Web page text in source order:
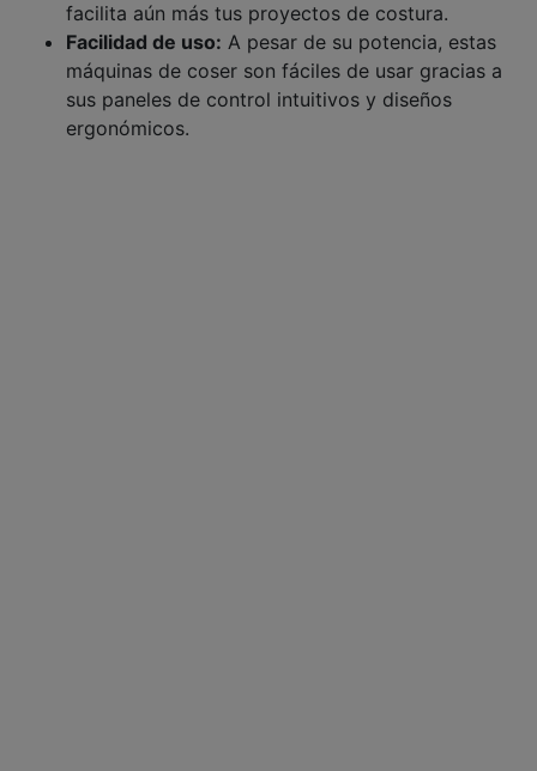
facilita aún más tus proyectos de costura.
Facilidad de uso: A pesar de su potencia, estas
máquinas de coser son fáciles de usar gracias a
sus paneles de control intuitivos y diseños
ergonómicos.